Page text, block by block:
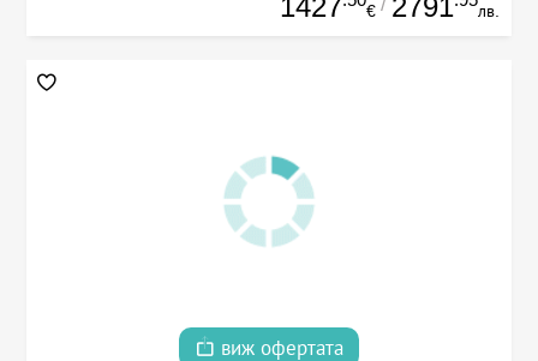
1427 € 2791 лв.
виж офертата